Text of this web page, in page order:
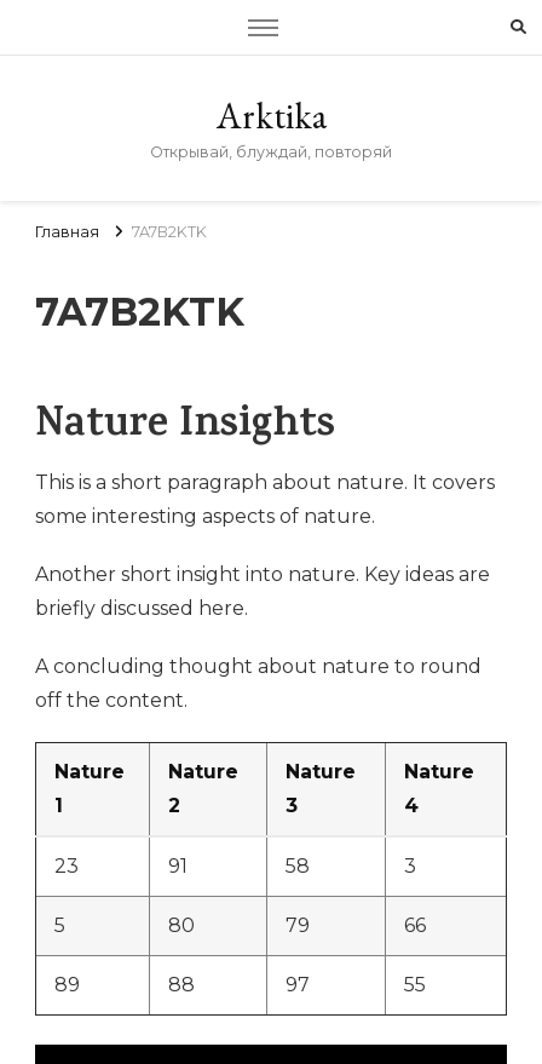
Arktika
Открывай, блуждай, повторяй
Главная 7A7B2KTK
7A7B2KTK
Nature Insights
This is a short paragraph about nature. It covers
some interesting aspects of nature.
Another short insight into nature. Key ideas are
briefly discussed here.
A concluding thought about nature to round
off the content.
Nature
1
Nature
2
Nature
3
Nature
4
23 91 58 3
5 80 79 66
89 88 97 55